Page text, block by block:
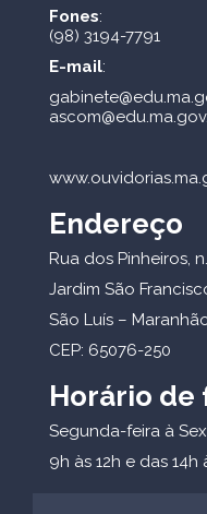
Fones:
(98) 3194-7791
E-mail:
Endereço
Rua dos Pinheiros,
Jardim São
São Luís –
CEP: 65076-250
Horário de
Segunda-feira à
9h às 12h e das 14h